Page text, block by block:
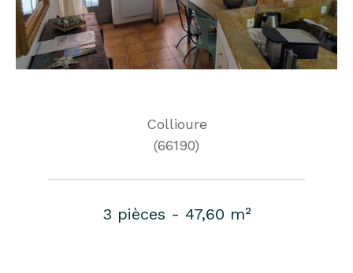
Collioure
(66190)
3 pièces - 47,60 m²